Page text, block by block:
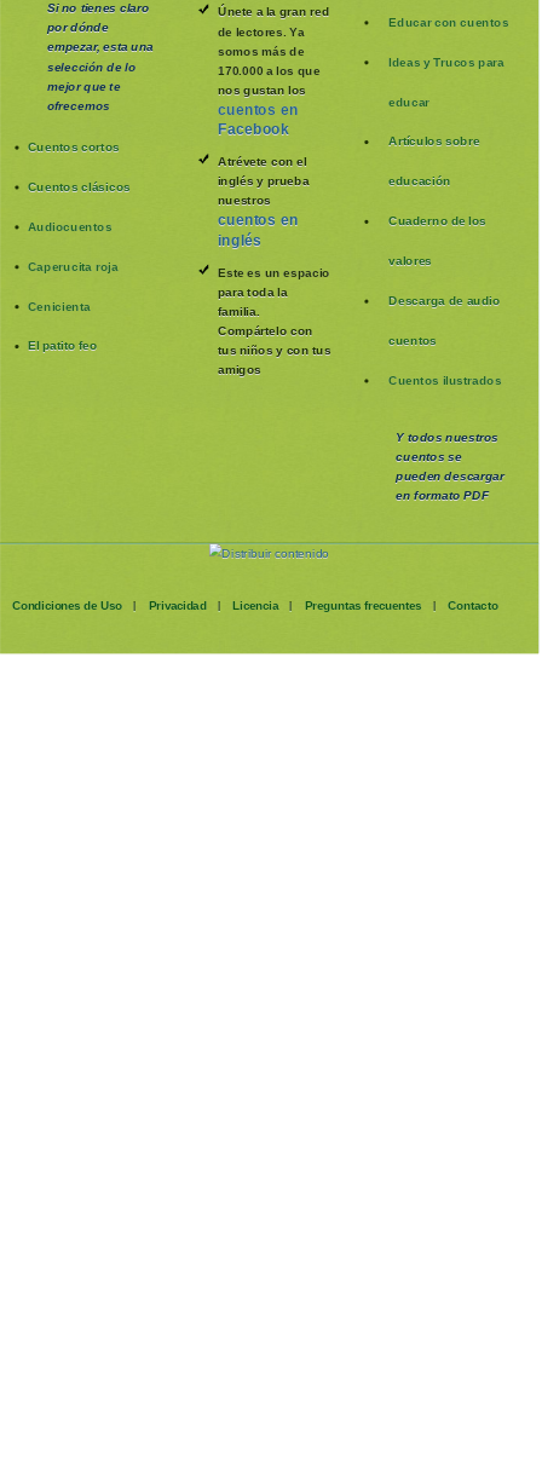
Si no tienes claro
por dónde
empezar, esta una
selección de lo
mejor que te
ofrecemos
Cuentos cortos
Cuentos clásicos
Audiocuentos
Caperucita roja
Cenicienta
El patito feo
Únete a la gran red
de lectores. Ya
somos más de
170.000 a los que
nos gustan los
cuentos en
Facebook
Atrévete con el
inglés y prueba
nuestros
cuentos en
inglés
Este es un espacio
para toda la
familia
Compártelo con
tus niños y con tus
amigos
Educar con cuentos
Ideas y Trucos para
educar
Artículos sobre
educación
Cuaderno de los
valores
Descarga de audio
cuentos
Cuentos ilustrados
Y todos nuestros
cuentos se
puedendescargar
en formato PDF
Condiciones de Uso | Privacidad | Licencia | Preguntas frecuentes | Contacto